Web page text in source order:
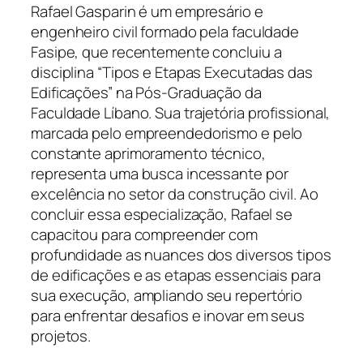
Rafael Gasparin é um empresário e
engenheiro civil formado pela faculdade
Fasipe, que recentemente concluiu a
disciplina “Tipos e Etapas Executadas das
Edificações” na Pós-Graduação da
Faculdade Líbano. Sua trajetória profissional,
marcada pelo empreendedorismo e pelo
constante aprimoramento técnico,
representa uma busca incessante por
excelência no setor da construção civil. Ao
concluir essa especialização, Rafael se
capacitou para compreender com
profundidade as nuances dos diversos tipos
de edificações e as etapas essenciais para
sua execução, ampliando seu repertório
para enfrentar desafios e inovar em seus
projetos.